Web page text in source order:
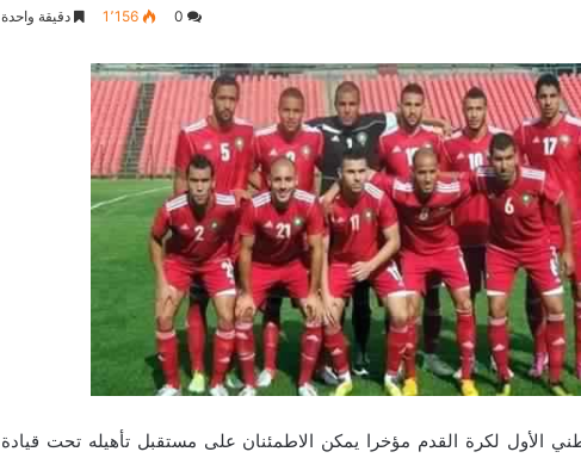
0 1٬156 دقيقة واحدة
الأول لكرة القدم مؤخرا يمكن الاطمئنان على مستقبل تأهيله تحت قيادة